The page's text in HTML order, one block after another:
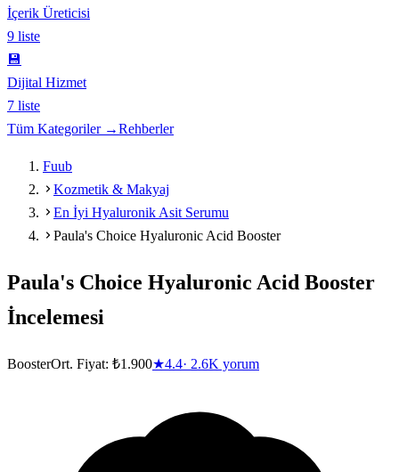
İçerik Üreticisi
9 liste
💾
Dijital Hizmet
7 liste
Tüm Kategoriler →Rehberler
Fuub
Kozmetik & Makyaj
En İyi Hyaluronik Asit Serumu
Paula's Choice Hyaluronic Acid Booster
Paula's Choice Hyaluronic Acid Booster
İncelemesi
BoosterOrt. Fiyat: ₺1.900★4.4· 2.6K yorum